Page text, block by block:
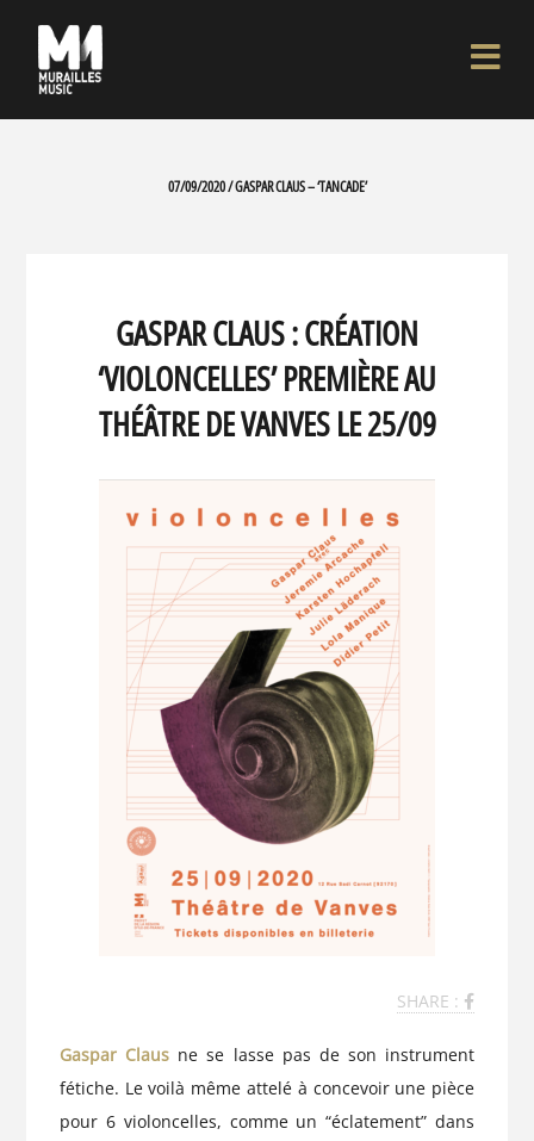
07/09/2020 / GASPAR CLAUS – ‘TANCADE’
GASPAR CLAUS : CRÉATION
‘VIOLONCELLES’ PREMIÈRE AU
THÉÂTRE DE VANVES LE 25/09
SHARE :
Gaspar Claus ne se lasse pas de son instrument
fétiche. Le voilà même attelé à concevoir une pièce
pour 6 violoncelles, comme un “éclatement” dans